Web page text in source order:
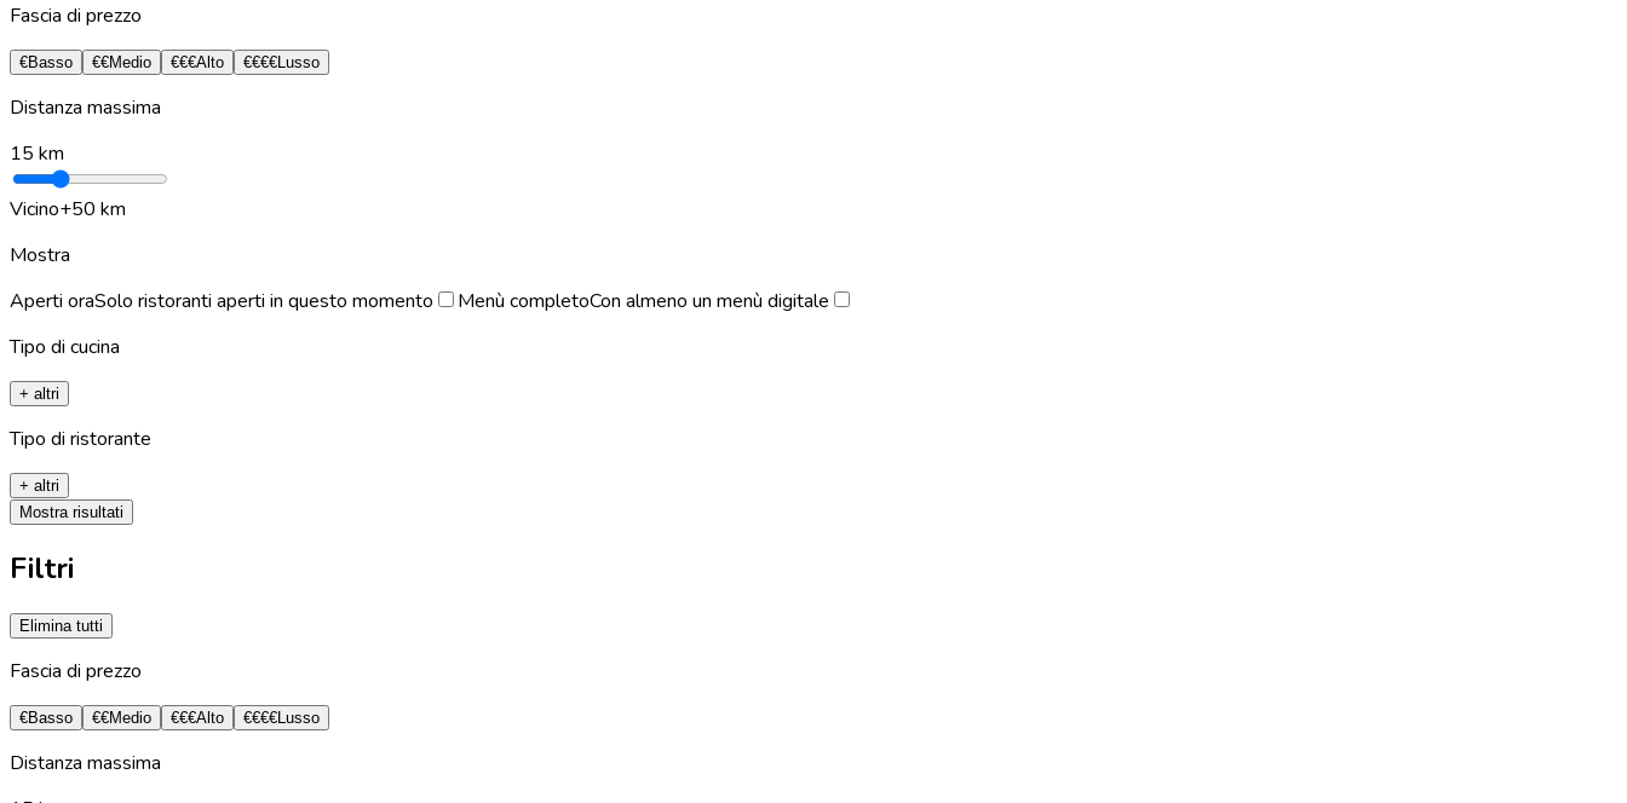
Fascia di prezzo
€Basso €€Medio €€€Alto €€€€ Lusso
Distanza massima
15 km
Vicino+50 km
Mostra
Aperti oraSolo ristoranti aperti in questo momento Menù completoCon almeno un menù digitale
Tipo di cucina
+ altri
Tipo di ristorante
+ altri
Mostra risultati
Filtri
Elimina tutti
Fascia di prezzo
€Basso €€Medio €€€Alto €€€€Lusso
Distanza massima